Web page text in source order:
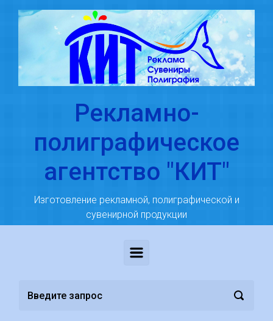
Skip to main content
Рекламно-
полиграфическое
агентство "КИТ"
Изготовление рекламной, полиграфической и
сувенирной продукции